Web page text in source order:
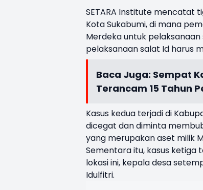
SETARA Institute mencatat
Kota Sukabumi, di mana
Merdeka untuk
pelaksanaan salat Id harus
Baca Juga: Sempat
Terancam 15 Tahun
Kasus kedua terjadi di
dicegat dan diminta
yang merupakan aset milik
Sementara itu, kasus ketiga
lokasi ini, kepala desa
Idulfitri.